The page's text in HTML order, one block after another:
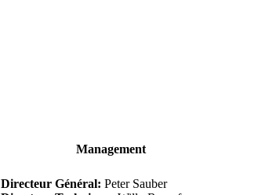
Management
Directeur Général: Peter Sauber